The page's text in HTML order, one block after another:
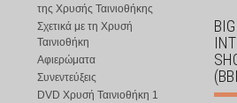
της Χρυσής Ταινιοθήκης
Σχετικά με τη Χρυσή
Ταινιοθήκη
Αφιερώματα
Συνεντεύξεις
DVD Χρυσή Ταινιοθήκη 1